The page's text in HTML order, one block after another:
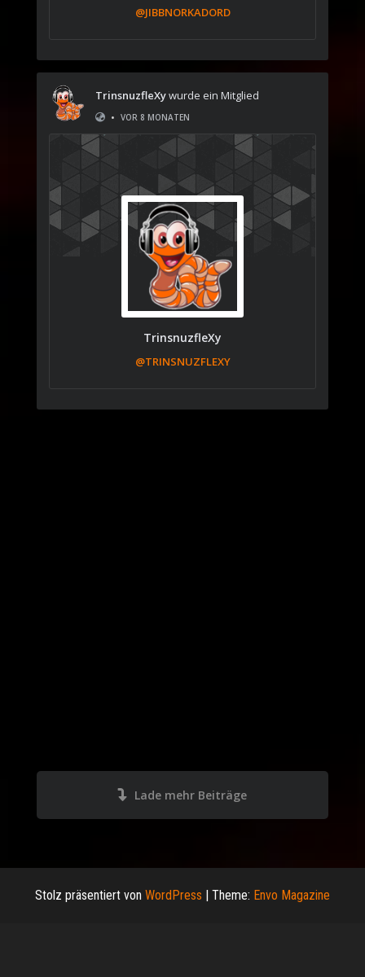
@JIBBNORKADORD
TrinsnuzfleXywurde ein Mitglied
• VOR 8 MONATEN
TrinsnuzfleXy
@TRINSNUZFLEXY
Lade mehr Beiträge
Stolz präsentiert von WordPress | Theme: Envo Magazine